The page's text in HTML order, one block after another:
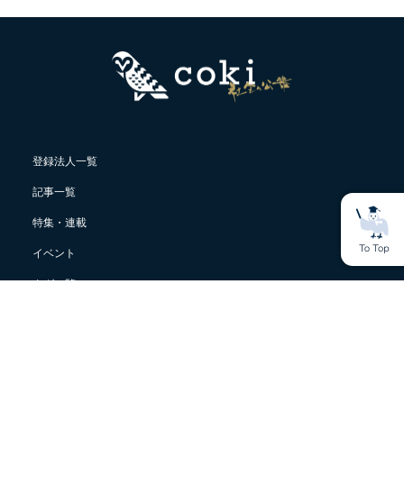
登録法人一覧
記事一覧
特集・連載
イベント
タグ一覧